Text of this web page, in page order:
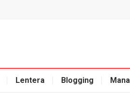
Lentera Blogging